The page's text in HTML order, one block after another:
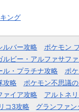
ング
ルバー攻略
ポケモン
ルビー・アルファサフ
ル・プラチナ攻略
ポ
攻略
ポケモン不思議
ァイア攻略
アルトネ
コ3攻略 グランファ